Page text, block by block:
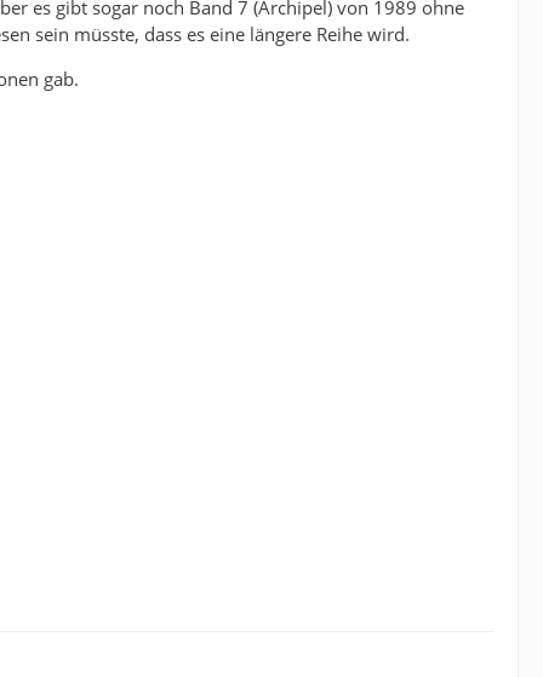
es gibt sogar noch Band 7 (Archipel) von 1989 ohne
sein müsste, dass es eine längere Reihe wird.
gab.